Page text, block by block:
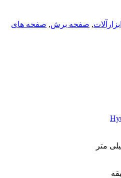
ابزارآلات, صفحه برش, صفحه های